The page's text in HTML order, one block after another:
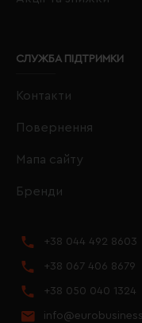
СЛУЖБА ПІДТРИМКИ
Контакти
Повернення
Мапа сайту
Бренди
+38 044 492 8603
+38 067 406 8679
+38 050 040 1324